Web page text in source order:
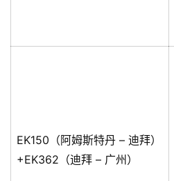
EK150（阿姆斯特丹 – 迪拜）
+EK362（迪拜 – 广州）